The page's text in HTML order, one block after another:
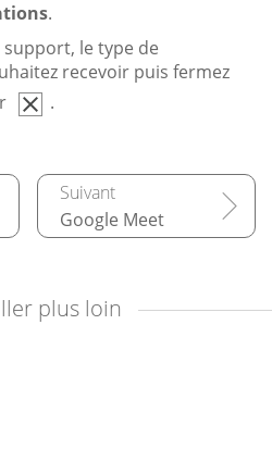
.
le type de
recevoir puis fermez
.
Google Meet
plus loin